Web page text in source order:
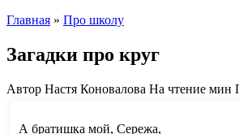
Главная » Про школу
Загадки про круг
Автор Настя Коновалова На чтение мин
А братишка мой, Сережа,